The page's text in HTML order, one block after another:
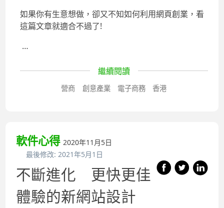
如果你有生意想做，卻又不知如何利用網頁創業，看
這篇文章就適合不過了!
…
繼續閱讀
營商 創意產業 電子商務 香港
軟件心得 2020年11月5日
最後修改:2021年5月1日
不斷進化 更快更佳
體驗的新網站設計